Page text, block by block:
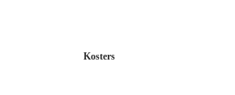
Kosters